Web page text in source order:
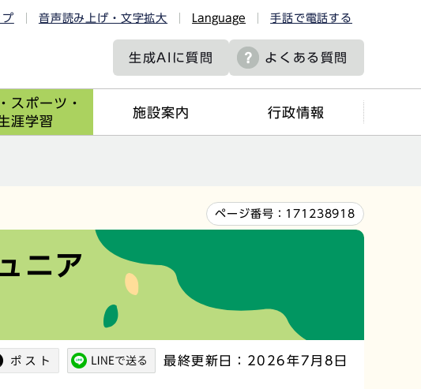
プ 音声読み上げ・文字拡大 Language 手話で電話する
生成AIに質問 よくある質問
スポーツ・
涯学習
施設案内 行政情報
ページ番号： 171238918
ニア
最終更新日：2026年7月8日